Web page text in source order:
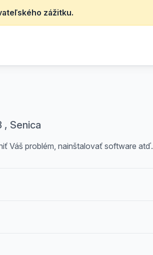
zážitku.
, Senica
Váš problém, nainštalovať software atď.